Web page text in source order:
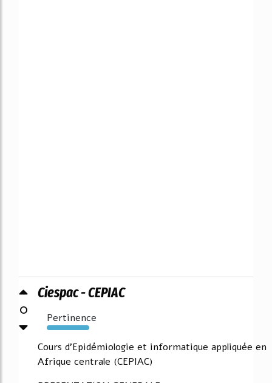
0
Ciespac - CEPIAC
Pertinence
782%
Cours d'Epidémiologie et informatique appliquée en
Afrique centrale (CEPIAC)